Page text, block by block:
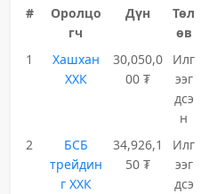
#
Оролцо
гч
Дүн
Төл
өв
1
Хашхан
ХХК
30,050,0
00 ₮
Илг
ээг
дсэ
н
2
БСБ
трейдин
г ХХК
34,926,1
50 ₮
Илг
ээг
дсэ